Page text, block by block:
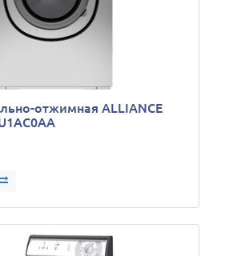
отжимная ALLIANCE